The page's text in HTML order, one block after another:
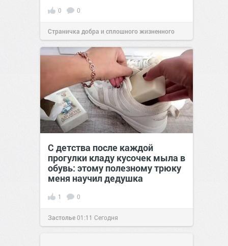
0 0
Страничка добра и сплошного жизненного
позитива!00:28Сегодня
С детства после каждой
прогулки кладу кусочек мыла в
обувь: этому полезному трюку
меня научил дедушка
1 0
Застолье01:11 Сегодня